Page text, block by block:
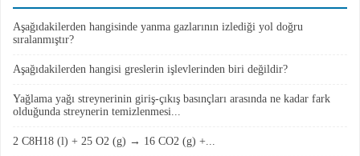
Aşağıdakilerden hangisinde yanma gazlarının izlediği yol doğru
sıralanmıştır?
Aşağıdakilerden hangisi greslerin işlevlerinden biri değildir?
Yağlama yağı streynerinin giriş-çıkış basınçları arasında ne kadar fark
olduğunda streynerin temizlenmesi...
2 C8H18 (l) + 25 O2 (g) → 16 CO2 (g) +...